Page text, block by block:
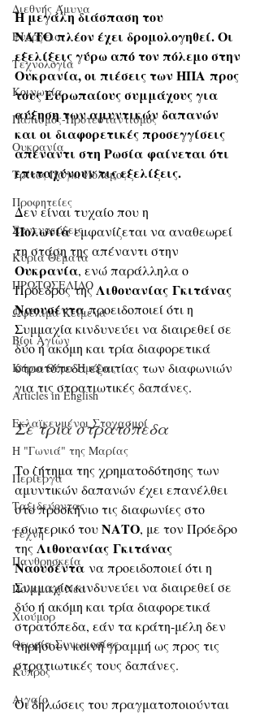
Διεθνής Άμυνα
Ενέργεια
Τεχνολογία
Κοινωνία
Παπισμός-Προτεσταντισμός
Ουκρανία
Τρίτος Παγκ. Πόλεμος
Προφητείες
Συνεντεύξεις
Κύρια Θέματα
ΠΡΩΤΟΣΕΛΙΔΟ
Ωφέλιμα Κείμενα
Βίοι Αγίων
Κύριο Θέμα Ημέρας
Articles in English
Εκλαϊκευμένοι Στοχασμοί
Η "Γωνιά" της Μαρίας
Περίεργα
Ταξιδεύοντας
Τέχνη
Πανθρησκεία
Πολεμικά Νέα
Χιούμορ
Θεωρία Συνωμοσίας
Κύπρος
Αιγαίο
Η μεγάλη διάσπαση του
ΝΑΤΟ πλέον έχει δρομολογηθεί. Οι
εξελίξεις γύρω από τον πόλεμο στην
Ουκρανία, οι πιέσεις των ΗΠΑ προς
τους Ευρωπαίους συμμάχους για
αύξηση των αμυντικών δαπανών
και οι διαφορετικές προσεγγίσεις
απέναντι στη Ρωσία φαίνεται ότι
επιταχύνουν τις εξελίξεις.
Δεν είναι τυχαίο που η
Πολωνία εμφανίζεται να αναθεωρεί
τη στάση της απέναντι στην
Ουκρανία, ενώ παράλληλα ο
Πρόεδρος της Λιθουανίας Γκιτάνας
Ναουσέντα προειδοποιεί ότι η
Συμμαχία κινδυνεύει να διαιρεθεί σε
δύο ή ακόμη και τρία διαφορετικά
στρατόπεδα εξαιτίας των διαφωνιών
για τις στρατιωτικές δαπάνες.
Σε τρία στρατόπεδα
Το ζήτημα της χρηματοδότησης των
αμυντικών δαπανών έχει επανέλθει
στο προσκήνιο τις διαφωνίες στο
εσωτερικό του ΝΑΤΟ, με τον Πρόεδρο
της Λιθουανίας Γκιτάνας
Ναουσέντα να προειδοποιεί ότι η
Συμμαχία κινδυνεύει να διαιρεθεί σε
δύο ή ακόμη και τρία διαφορετικά
στρατόπεδα, εάν τα κράτη-μέλη δεν
τηρήσουν κοινή γραμμή ως προς τις
στρατιωτικές τους δαπάνες.
Οι δηλώσεις του πραγματοποιούνται